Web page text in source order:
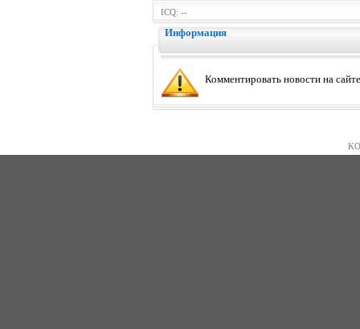
ICQ: --
Информация
Комментировать новости на